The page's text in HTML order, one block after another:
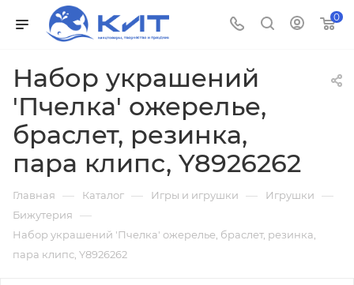
0
Набор украшений
'Пчелка' ожерелье,
браслет, резинка,
пара клипс, Y8926262
Главная — Каталог — Игры и игрушки — Игрушки —
Бижутерия —
Набор украшений 'Пчелка' ожерелье, браслет, резинка,
пара клипс, Y8926262